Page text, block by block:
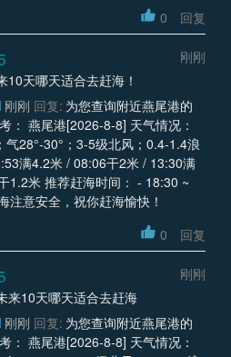
0 回复
刚刚
10天哪天适合去赶海！
刚刚 回复: 为您查询附近燕尾港的
： 燕尾港[2026-8-8] 天气情况：
气28°-30°；3-5级北风；0.4-1.4浪
满4.2米 / 08:06干2米 / 13:30满
1.2米 推荐赶海时间： - 18:30 ~
注意安全，祝你赶海愉快！
0 回复
刚刚
来10天哪天适合去赶海
刚刚 回复: 为您查询附近燕尾港的
： 燕尾港[2026-8-8] 天气情况：